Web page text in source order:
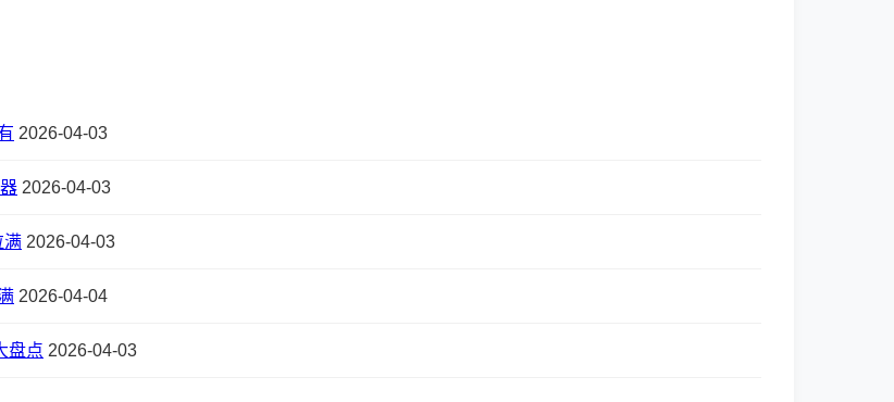
2026-04-03
2026-04-03
满 2026-04-03
2026-04-04
盘点 2026-04-03